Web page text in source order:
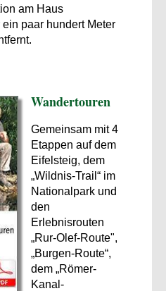
am Haus
paar hundert Meter
Wander­touren
Gemeinsam mit 4
Etappen auf dem
Eifelsteig, dem
„Wildnis-Trail“ im
Nationalpark und
den
Erlebnisrouten
„Rur-Olef-Route",
„Burgen-Route“,
dem „Römer-
Kanal-